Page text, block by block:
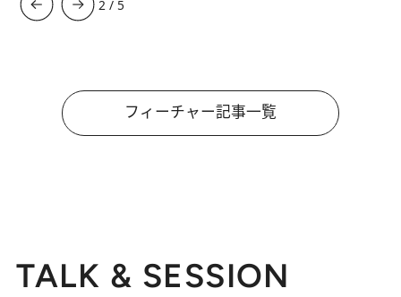
3 / 5
フィーチャー記事一覧
TALK & SESSION